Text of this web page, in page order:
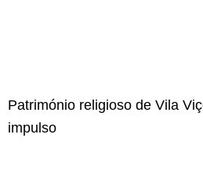
Património religioso de Vila
impulso